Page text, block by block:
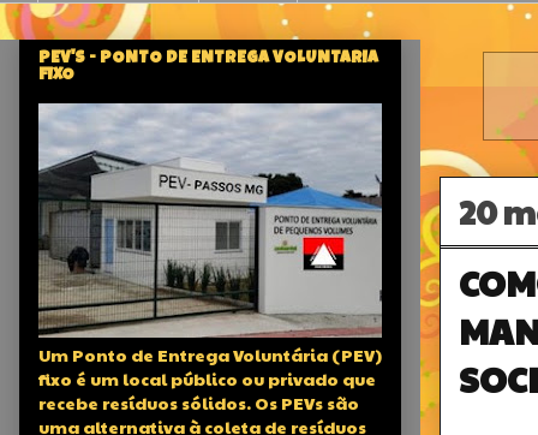
20
PEV'S - PONTO DE ENTREGA VOLUNTARIA
FIXO
Um Ponto de Entrega Voluntária (PEV)
fixo é um local público ou privado que
recebe resíduos sólidos. Os PEVs são
uma alternativa à coleta de resíduos